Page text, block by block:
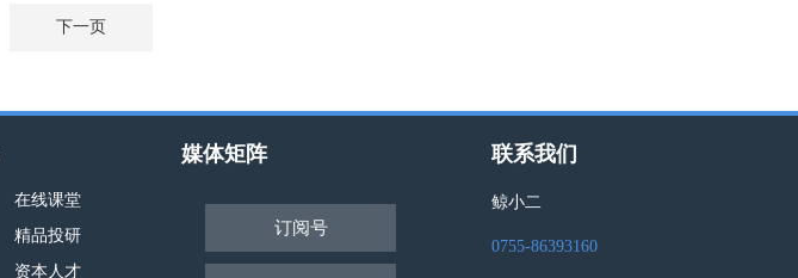
下一页
在线课堂
精品投研
资本人才
媒体矩阵
订阅号
联系我们
鲸小二
0755-86393160